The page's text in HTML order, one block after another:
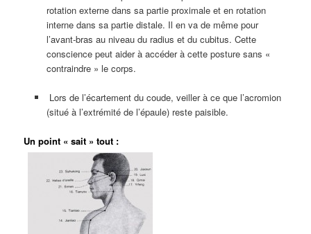
rotation externe dans sa partie proximale et en rotation
interne dans sa partie distale. Il en va de même pour
l’avant-bras au niveau du radius et du cubitus. Cette
conscience peut aider à accéder à cette posture sans «
contraindre » le corps.
Lors de l’écartement du coude, veiller à ce que l’acromion
(situé à l’extrémité de l’épaule) reste paisible.
Un point « sait » tout :